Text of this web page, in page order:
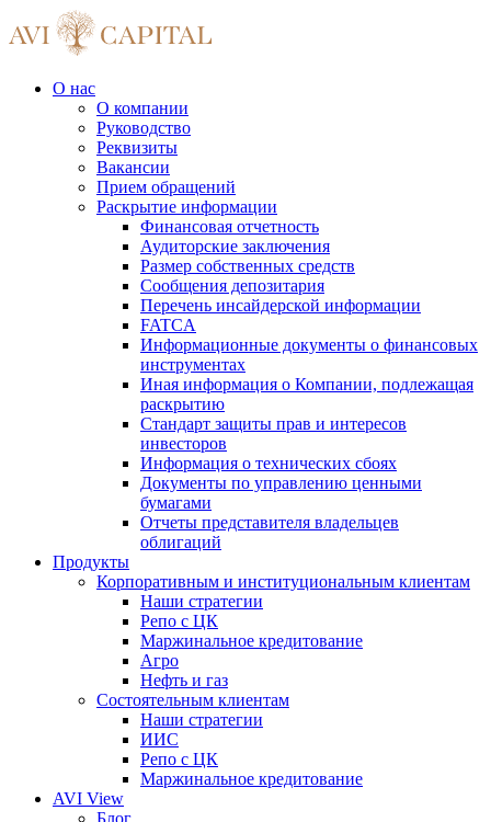
О нас
О компании
Руководство
Реквизиты
Вакансии
Прием обращений
Раскрытие информации
Финансовая отчетность
Аудиторские заключения
Размер собственных средств
Сообщения депозитария
Перечень инсайдерской информации
FATCA
Информационные документы о финансовых
инструментах
Иная информация о Компании, подлежащая
раскрытию
Стандарт защиты прав и интересов
инвесторов
Информация о технических сбоях
Документы по управлению ценными
бумагами
Отчеты представителя владельцев
облигаций
Продукты
Корпоративным и институциональным клиентам
Наши стратегии
Репо с ЦК
Маржинальное кредитование
Агро
Нефть и газ
Состоятельным клиентам
Наши стратегии
ИИС
Репо с ЦК
Маржинальное кредитование
AVI View
Блог